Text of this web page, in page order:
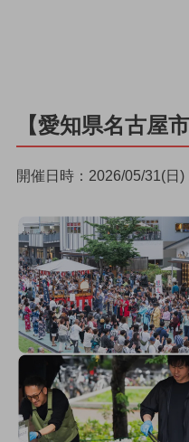
【愛知県名古屋
開催日時：2026/05/31(日)